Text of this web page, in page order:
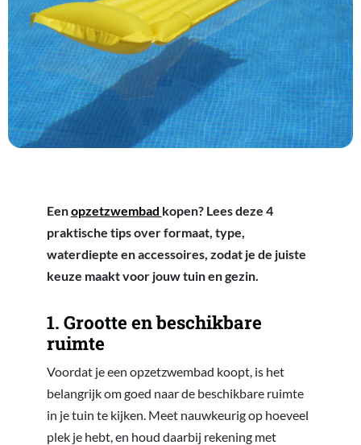
Eenopzetzwembad kopen? Lees deze 4
praktische tips over formaat, type,
waterdiepte en accessoires, zodat je de juiste
keuze maakt voor jouw tuin en gezin.
1. Grootte en beschikbare
ruimte
Voordat je een opzetzwembad koopt, is het
belangrijk om goed naar de beschikbare ruimte
in je tuin te kijken. Meet nauwkeurig op hoeveel
plek je hebt, en houd daarbij rekening met